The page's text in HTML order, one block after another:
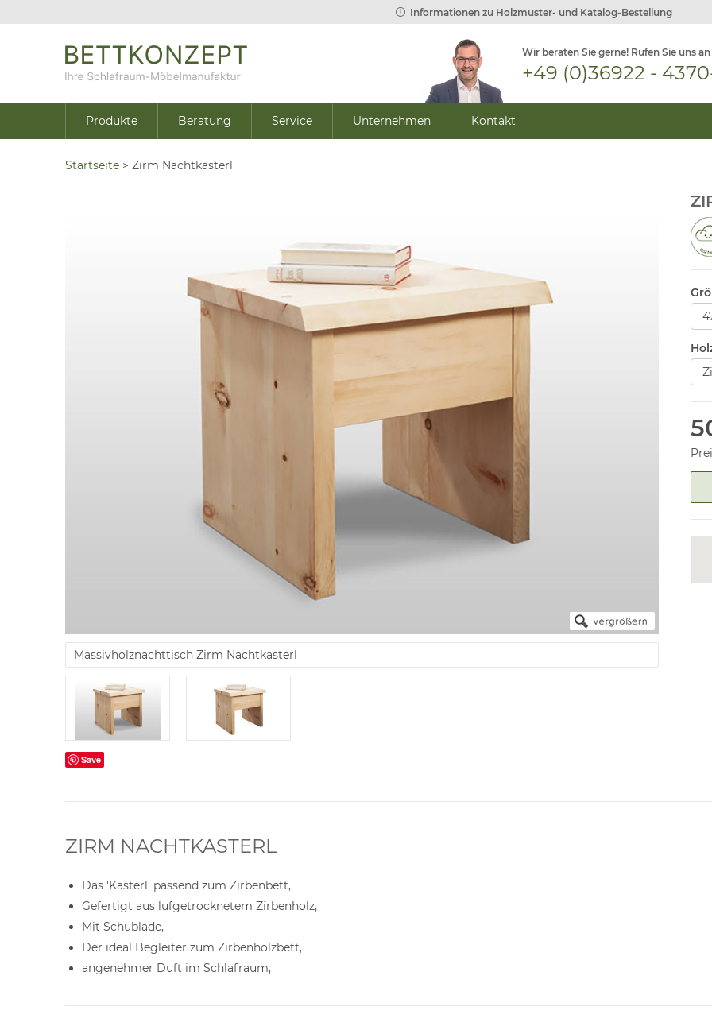
Informationen zu Holzmuster- und Katalog-Bestellung
Wir beraten Sie gerne! Rufen Sie uns an
+49 (0)36922 -
Produkte Beratung Service Unternehmen Kontakt
Startseite > Zirm Nachtkasterl
Massivholznachttisch Zirm Nachtkasterl
Save
ZIRM NACHTKASTERL
Das 'Kasterl' passend zum Zirbenbett,
Gefertigt aus lufgetrocknetem Zirbenholz,
Mit Schublade,
Der ideal Begleiter zum Zirbenholzbett,
angenehmer Duft im Schlafraum,